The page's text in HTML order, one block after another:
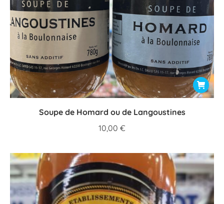
Soupe de Homard ou de Langoustines
10,00 €